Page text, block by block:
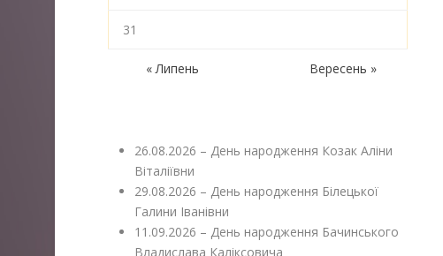
31
« Липень Вересень »
26.08.2026 – День народження Козак Аліни
Віталіївни
29.08.2026 – День народження Білецької
Галини Іванівни
11.09.2026 – День народження Бачинського
Владислава Каліксовича